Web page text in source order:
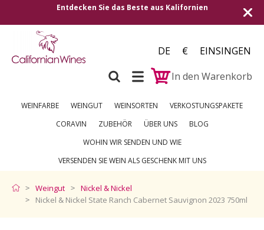
Versand in alle europäischen
250 €
DE €
EINSINGEN
In den Warenkorb
WEINFARBE WEINGUT WEINSORTEN
VERKOSTUNGSPAKETE
CORAVIN
ZUBEHÖR ÜBER UNS
BLOG
WOHIN WIR SENDEN UND WIE
VERSENDEN SIE WEIN ALS GESCHENK MIT UNS
Weingut
Nickel & Nickel
Nickel & Nickel State Ranch Cabernet Sauvignon 2023 750ml